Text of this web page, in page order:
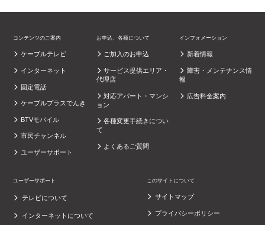
コンテンツのご案内
ケーブルテレビ
インターネット
固定電話
ケーブルプラスでんき
BTVモバイル
市民チャンネル
ユーザーサポート
お申込、各種について
ご加入のお申込
サービス提供エリア・
代理店
対応アパート・マンシ
ョン
各種変更手続きについ
て
よくあるご質問
インフォメーション
新着情報
障害・メンテナンス情
報
広告料金案内
ユーザーサポート
テレビについて
インターネットについて
このサイトについて
サイトマップ
プライバシーポリシー